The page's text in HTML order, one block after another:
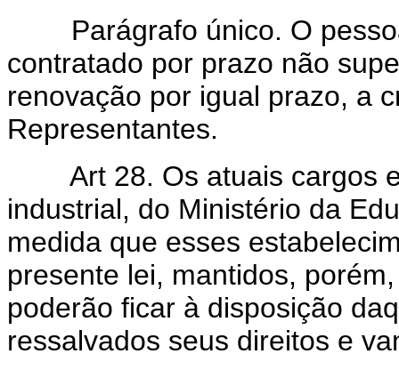
Parágrafo único. O
contratado por prazo não
renovação por igual prazo, a
Representantes.
Art 28. Os atuais cargos
industrial, do Ministério da
medida que esses
presente lei, mantidos,
poderão ficar à disposição
ressalvados seus direitos e